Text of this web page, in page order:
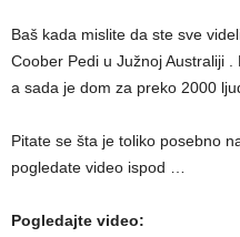
Baš kada mislite da ste sve
Coober Pedi u Južnoj Australiji .
a sada je dom za preko 2000
Pitate se šta je toliko posebno
pogledate video ispod …
Pogledajte video: